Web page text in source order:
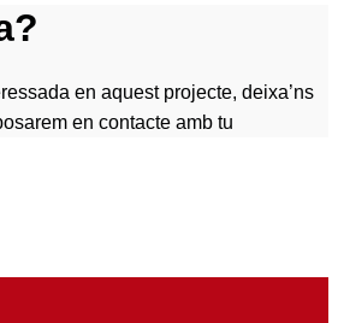
en aquest projecte, deixa’ns
en contacte amb tu